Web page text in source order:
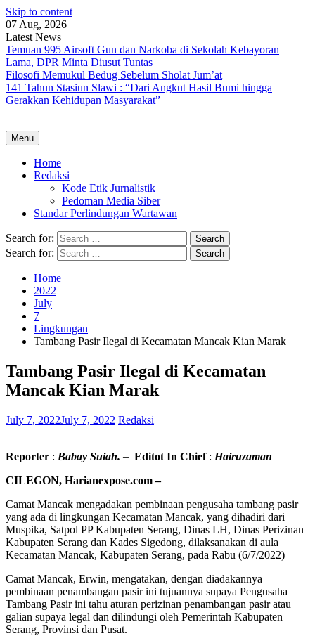
Skip to content
07 Aug, 2026
Latest News
Temuan 995 Airsoft Gun dan Narkoba di Sekolah Kebayoran
Lama, DPR Minta Diusut Tuntas
Filosofi Memukul Bedug Sebelum Sholat Jum’at
141 Tahun Stasiun Slawi : “Dari Angkut Hasil Bumi hingga
Gerakkan Kehidupan Masyarakat”
Menu
Home
Redaksi
Kode Etik Jurnalistik
Pedoman Media Siber
Standar Perlindungan Wartawan
Search for:
Search for:
Home
2022
July
7
Lingkungan
Tambang Pasir Ilegal di Kecamatan Mancak Kian Marak
Tambang Pasir Ilegal di Kecamatan
Mancak Kian Marak
July 7, 2022July 7, 2022 Redaksi
Reporter : Babay Suiah. – Editot In Chief: Hairuzaman
CILEGON, Harianexpose.com –
Camat Mancak mengadakan pembinaan pengusaha tambang pasir
yang ada di lingkungan Kecamatan Mancak, yang dihadiri dari
Muspika, Satpol PP Kabupaten Serang, Dinas LH, Dinas Perizinan
Kabupaten Serang dan Kades Sigedong, dilaksanakan di aula
Kecamatan Mancak, Kabupaten Serang, pada Rabu (6/7/2022)
Camat Mancak, Erwin, mengatakan, dengan diadakannya
pembinaan penambangan pasir ini tujuannya supaya Pengusaha
Tambang Pasir ini tahu aturan perizinan penambangan pasir atau
galian supaya legal dan dilindungi oleh Pemerintah Kabupaten
Serang, Provinsi dan Pusat.